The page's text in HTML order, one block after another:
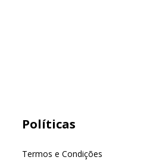
Políticas
Termos e Condições